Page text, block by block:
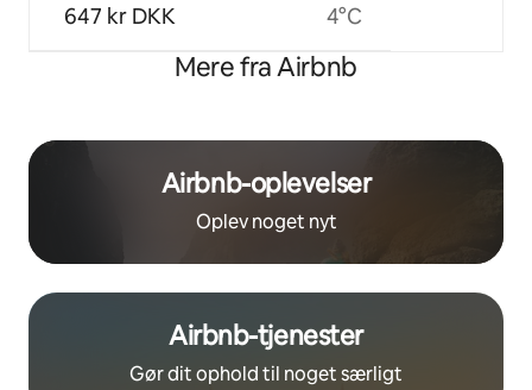
647 kr DKK 4°C
Mere fra Airbnb
Airbnb-oplevelser
Oplev noget nyt
Airbnb-tjenester
Gør dit ophold til noget særligt